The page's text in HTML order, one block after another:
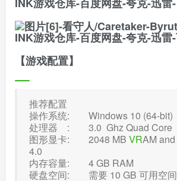
【游戏配置】
推荐配置
操作系统: Windows 10 (64-bit)
处理器 : 3.0 Ghz Quad Core
图形显卡: 2048 MB VRAM
4.0
内存容量: 4 GB RAM
硬盘空间: 需要 10 GB 可用空间